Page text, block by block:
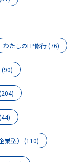
わたしのFP修行(76)
(90)
型） (110)